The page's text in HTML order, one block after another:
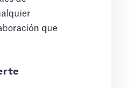
que